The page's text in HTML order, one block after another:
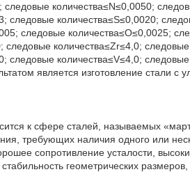
следовые количества≤N≤0,0050;
следовые количества≤S≤0,0020;
следовые количества≤О≤0,0025;
следовые количества≤Zr≤4,0;
следовые количества≤V≤4,0;
является изготовление стали
к сфере сталей, называемых
требующих наличия одного или
сопротивление усталости,
геометрических